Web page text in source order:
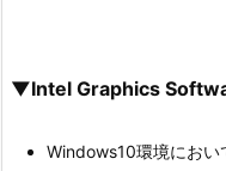
▼Intel Graphics
Windows10環境にお